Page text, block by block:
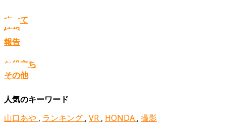
すべて
情報
報告
お役立ち
その他
人気のキーワード
山口あや , ランキング , VR , HONDA , 撮影